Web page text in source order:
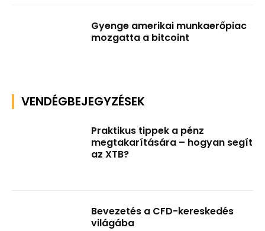
Gyenge amerikai munkaerőpiac
mozgatta a bitcoint
VENDÉGBEJEGYZÉSEK
Praktikus tippek a pénz
megtakarítására – hogyan segít
az XTB?
Bevezetés a CFD-kereskedés
világába